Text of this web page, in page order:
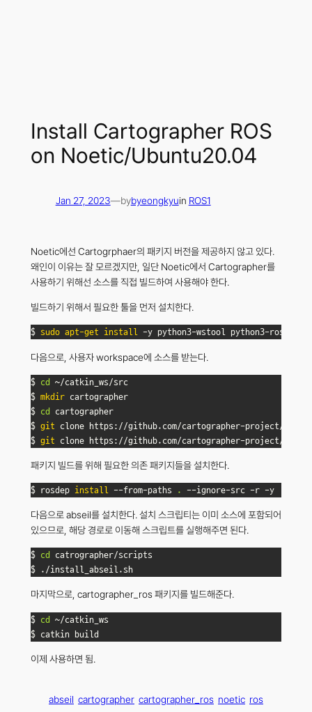
Install Cartographer ROS
on Noetic/Ubuntu20.04
Jan 27, 2023—bybyeongkyuin ROS1
Noetic에선 Cartogrphaer의 패키지 버전을 제공하지 않고 있다.
왜인이 이유는 잘 모르겠지만, 일단 Noetic에서 Cartographer를
사용하기 위해선 소스를 직접 빌드하여 사용해야 한다.
빌드하기 위해서 필요한 툴을 먼저 설치한다.
$ sudo apt-get install -y python3-wstool python3-rosdep
다음으로, 사용자 workspace에 소스를 받는다.
$ cd ~/catkin_ws/src
$ mkdir cartographer
$ cd cartographer
$ git clone https://github.com/cartographer-project/
$ git clone https://github.com/cartographer-project/
패키지 빌드를 위해 필요한 의존 패키지들을 설치한다.
$ rosdep install --from-paths . --ignore-src -r -y
다음으로 abseil를 설치한다. 설치 스크립티는 이미 소스에 포함되어
있으므로, 해당 경로로 이동해 스크립트를 실행해주면 된다.
$ cd catrographer/scripts
$ ./install_abseil.sh
마지막으로, cartographer_ros 패키지를 빌드해준다.
$ cd ~/catkin_ws
$ catkin build
이제 사용하면 됨.
abseil cartographer cartographer_ros noetic ros